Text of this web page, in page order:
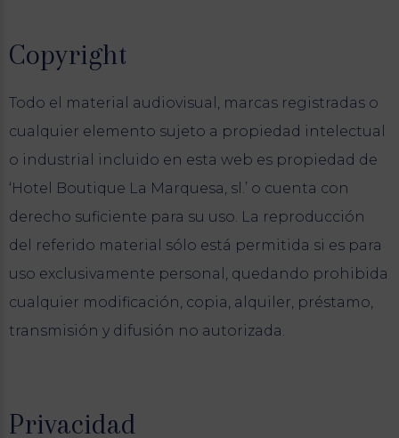
Copyright
Todo el material audiovisual, marcas registradas o
cualquier elemento sujeto a propiedad intelectual
o industrial incluido en esta web es propiedad de
‘Hotel Boutique La Marquesa, sl.’ o cuenta con
derecho suficiente para su uso. La reproducción
del referido material sólo está permitida si es para
uso exclusivamente personal, quedando prohibida
cualquier modificación, copia, alquiler, préstamo,
transmisión y difusión no autorizada.
Privacidad